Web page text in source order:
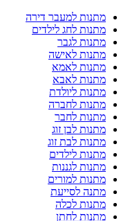
מתנות למעבר דירה
מתנות לחג לילדים
מתנות לגבר
מתנות לאישה
מתנות לאמא
מתנות לאבא
מתנות ליולדת
מתנות לחברה
מתנות לחבר
מתנות לבן זוג
מתנות לבת זוג
מתנות לילדים
מתנות לגננות
מתנות למורים
מתנה לסייעת
מתנות לכלה
מתנות לחתן